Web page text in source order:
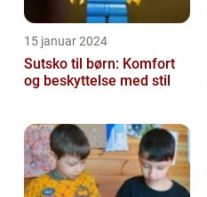
15 januar 2024
Sutsko til børn: Komfort
og beskyttelse med stil